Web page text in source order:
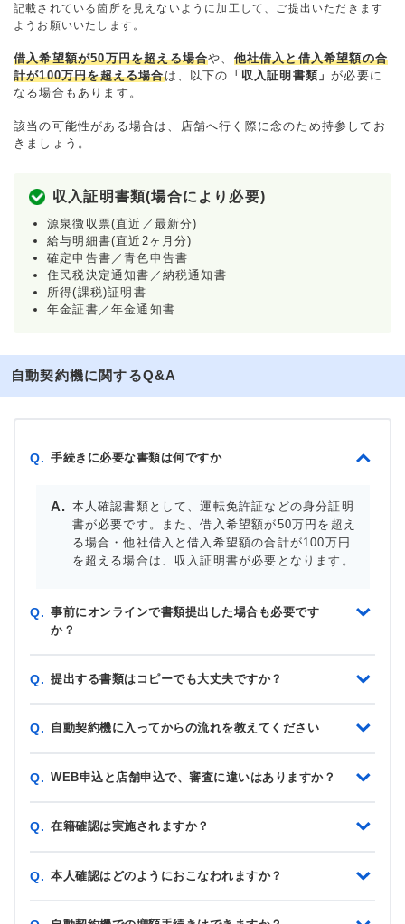
記載されている箇所を見えないように加工して、ご提出いただきます
ようお願いいたします。
借入希望額が50万円を超える場合や、 他社借入と借入希望額の合
計が100万円を超える場合は、以下の 「収入証明書類」が必要に
なる場合もあります。
該当の可能性がある場合は、店舗へ行く際に念のため持参してお
きましょう。
収入証明書類(場合により必要)
源泉徴収票(直近／最新分)
給与明細書(直近2ヶ月分)
確定申告書／青色申告書
住民税決定通知書／納税通知書
所得(課税)証明書
年金証書／年金通知書
自動契約機に関するQ&A
Q. 手続きに必要な書類は何ですか
本人確認書類として、運転免許証などの身分証明
書が必要です。また、借入希望額が50万円を超え
る場合・他社借入と借入希望額の合計が100万円
を超える場合は、収入証明書が必要となります。
Q. 事前にオンラインで書類提出した場合も必要です
か？
Q. 提出する書類はコピーでも大丈夫ですか？
Q. 自動契約機に入ってからの流れを教えてください
Q. WEB申込と店舗申込で、審査に違いはありますか？
Q. 在籍確認は実施されますか？
Q. 本人確認はどのようにおこなわれますか？